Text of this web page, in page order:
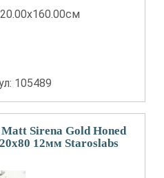
105489
Sirena Gold Honed
12мм Staroslabs